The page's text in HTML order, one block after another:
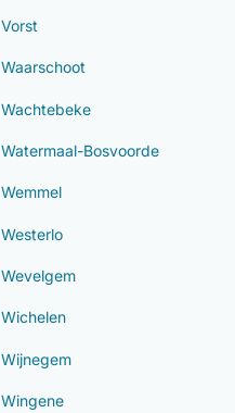
Vorst
Waarschoot
Wachtebeke
Watermaal-Bosvoorde
Wemmel
Westerlo
Wevelgem
Wichelen
Wijnegem
Wingene